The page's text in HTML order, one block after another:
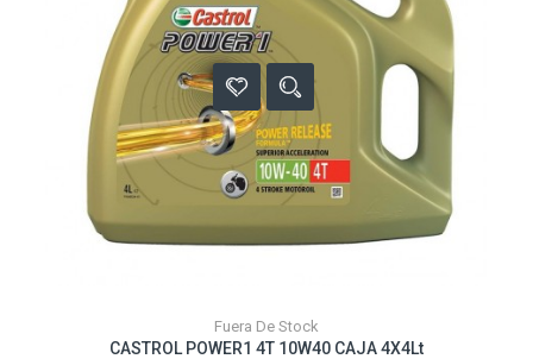
Fuera De Stock
CASTROL POWER1 4T 10W40 CAJA 4X4Lt